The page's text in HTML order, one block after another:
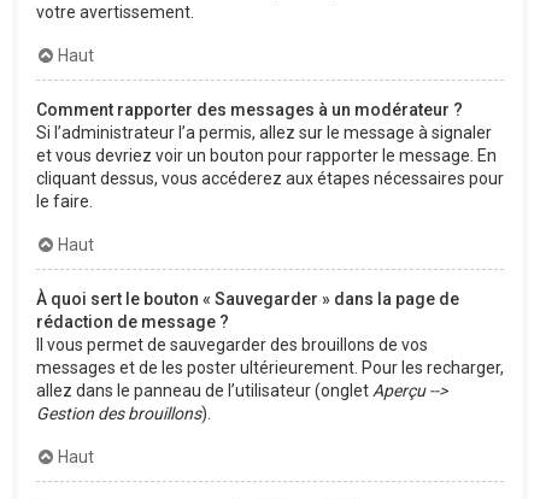
votre avertissement.
Haut
Comment rapporter des messages à un modérateur ?
Si l’administrateur l’a permis, allez sur le message à signaler
et vous devriez voir un bouton pour rapporter le message. En
cliquant dessus, vous accéderez aux étapes nécessaires pour
le faire.
Haut
À quoi sert le bouton « Sauvegarder » dans la page de
rédaction de message ?
Il vous permet de sauvegarder des brouillons de vos
messages et de les poster ultérieurement. Pour les recharger,
allez dans le panneau de l’utilisateur (onglet Aperçu -->
Gestion des brouillons).
Haut